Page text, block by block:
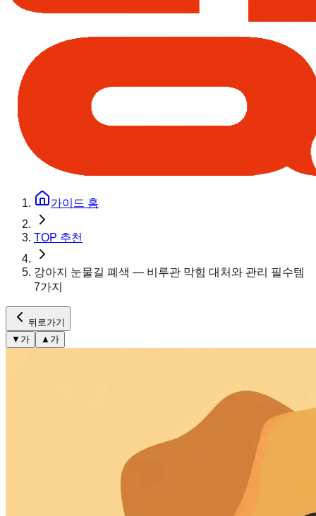
가이드 홈
TOP 추천
강아지 눈물길 폐색 — 비루관 막힘 대처와 관리 필수템
7가지
뒤로가기
▼ 가 ▲ 가